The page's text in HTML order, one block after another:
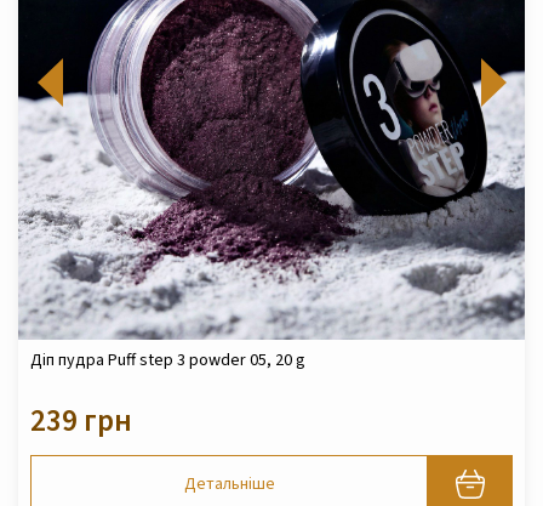
Діп пудра Puff step 3 powder 05, 20 g
239 грн
Детальніше